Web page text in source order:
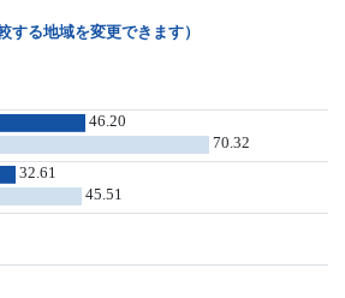
する地域を変更できます）
46.20
70.32
32.61
45.51